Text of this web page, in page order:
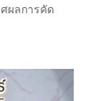
ผลการคัด